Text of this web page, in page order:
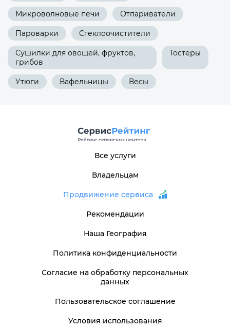
Микроволновые печи Отпариватели
Пароварки Стеклоочистители
Сушилки для овощей, фруктов,
грибов
Тостеры
Утюги Вафельницы Весы
Все услуги
Владельцам
Продвижение сервиса
Рекомендации
Наша География
Политика конфиденциальности
Согласие на обработку персональных
данных
Пользовательское соглашение
Условия использования